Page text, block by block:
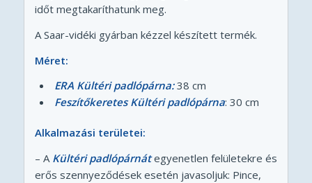
időt megtakaríthatunk meg.
A Saar-vidéki gyárban kézzel készített termék.
Méret:
ERA Kültéri padlópárna:38 cm
Feszítőkeretes Kültéri padlópárna: 30 cm
Alkalmazási területei:
– A Kültéri padlópárnátegyenetlen felületekre és
erős szennyeződések esetén javasoljuk: Pince,